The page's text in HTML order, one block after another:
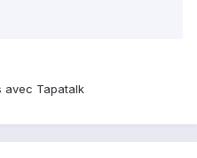
avec Tapatalk